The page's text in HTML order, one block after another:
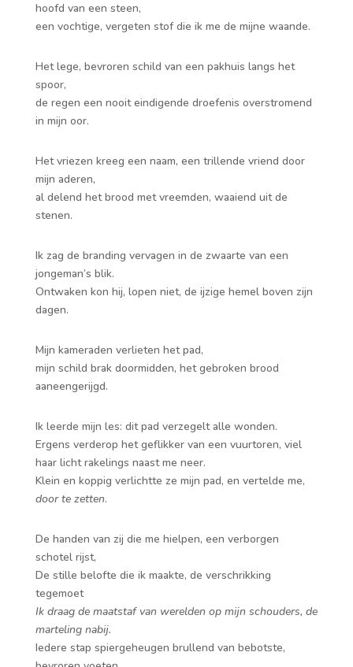
hoofd van een steen,
een vochtige, vergeten stof die ik me de mijne waande.
Het lege, bevroren schild van een pakhuis langs het
spoor,
de regen een nooit eindigende droefenis overstromend
in mijn oor.
Het vriezen kreeg een naam, een trillende vriend door
mijn aderen,
al delend het brood met vreemden, waaiend uit de
stenen.
Ik zag de branding vervagen in de zwaarte van een
jongeman’s blik.
Ontwaken kon hij, lopen niet, de ijzige hemel boven zijn
dagen.
Mijn kameraden verlieten het pad,
mijn schild brak doormidden, het gebroken brood
aaneengerijgd.
Ik leerde mijn les: dit pad verzegelt alle wonden.
Ergens verderop het geflikker van een vuurtoren, viel
haar licht rakelings naast me neer.
Klein en koppig verlichtte ze mijn pad, en vertelde me,
door te zetten.
De handen van zij die me hielpen, een verborgen
schotel rijst,
De stille belofte die ik maakte, de verschrikking
tegemoet
Ik draag de maatstaf van werelden op mijn schouders, de
marteling nabij.
Iedere stap spiergeheugen brullend van bebotste,